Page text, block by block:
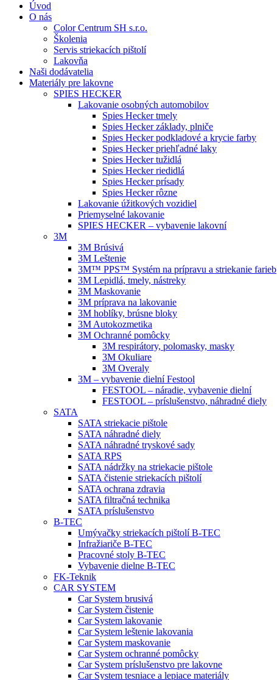
Úvod
O nás
Color Centrum SH s.r.o.
Školenia
Servis striekacích pištolí
Lakovňa
Naši dodávatelia
Materiály pre lakovne
SPIES HECKER
Lakovanie osobných automobilov
Spies Hecker tmely
Spies Hecker základy, plniče
Spies Hecker podkladové a krycie farby
Spies Hecker priehľadné laky
Spies Hecker tužidlá
Spies Hecker riedidlá
Spies Hecker prísady
Spies Hecker rôzne
Lakovanie úžitkových vozidiel
Priemyselné lakovanie
SPIES HECKER – vybavenie lakovní
3M
3M Brúsivá
3M Leštenie
3M™ PPS™ Systém na prípravu a striekanie farieb
3M Lepidlá, tmely, nástreky
3M Maskovanie
3M príprava na lakovanie
3M hoblíky, brúsne bloky
3M Autokozmetika
3M Ochranné pomôcky
3M respirátory, polomasky, masky
3M Okuliare
3M Overaly
3M – vybavenie dielní Festool
FESTOOL – náradie, vybavenie dielní
FESTOOL – príslušenstvo, náhradné diely
SATA
SATA striekacie pištole
SATA náhradné diely
SATA náhradné tryskové sady
SATA RPS
SATA nádržky na striekacie pištole
SATA čistenie striekacích pištolí
SATA ochrana zdravia
SATA filtračná technika
SATA príslušenstvo
B-TEC
Umývačky striekacích pištolí B-TEC
Infražiariče B-TEC
Pracovné stoly B-TEC
Vybavenie dielne B-TEC
FK-Teknik
CAR SYSTEM
Car System brusivá
Car System čistenie
Car System lakovanie
Car System leštenie lakovania
Car System maskovanie
Car System ochranné pomôcky
Car System príslušenstvo pre lakovne
Car System tesniace a lepiace materiály